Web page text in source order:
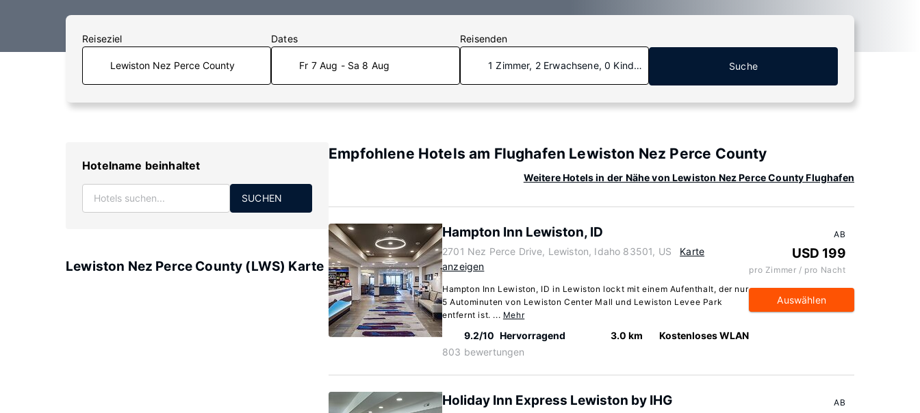
Reiseziel Dates
Fr 7 Aug - Sa 8 Aug
Reisenden
1 Zimmer, 2 Erwachsene, 0 Kinder Suche
Hotelname beinhaltet
SUCHEN
Lewiston Nez Perce County (LWS) Karte
Empfohlene Hotels am Flughafen Lewiston Nez Perce County
Weitere Hotels in der Nähe von Lewiston Nez Perce County Flughafen
Hampton Inn Lewiston, ID
2701 Nez Perce Drive, Lewiston, Idaho 83501, US
Karte
anzeigen
Hampton Inn Lewiston, ID in Lewiston lockt mit einem Aufenthalt, der nur
5 Autominuten von Lewiston Center Mall und Lewiston Levee Park
entfernt ist. ... Mehr
9.2/10 Hervorragend
803 bewertungen
3.0 km Kostenloses WLAN
AB
USD 199
pro Zimmer / pro Nacht
Auswählen
Holiday Inn Express Lewiston by IHG AB